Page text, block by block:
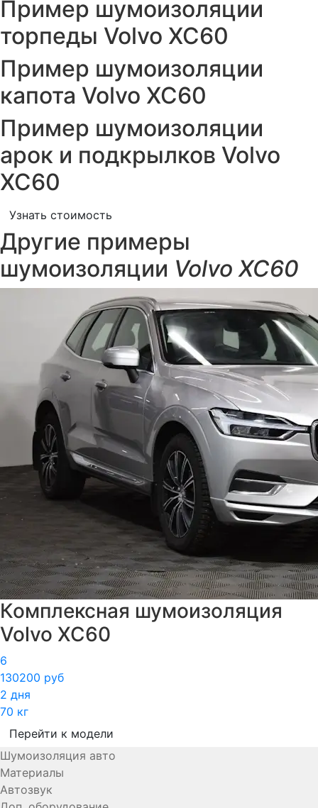
Пример шумоизоляции
торпеды Volvo XC60
Пример шумоизоляции
капота Volvo XC60
Пример шумоизоляции
арок и подкрылков Volvo
XC60
Узнать стоимость
Другие примеры
шумоизоляции Volvo XC60
Комплексная шумоизоляция
Volvo XC60
6
130200 руб
2 дня
70 кг
Перейти к модели
Шумоизоляция авто
Материалы
Автозвук